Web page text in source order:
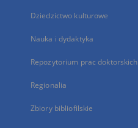
Dziedzictwo kulturowe
Nauka i dydaktyka
Repozytorium prac doktorskich
Regionalia
Zbiory bibliofilskie